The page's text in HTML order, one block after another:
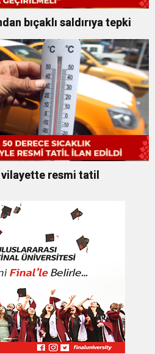
bıçaklı saldırıya tepki
vilayette resmi tatil